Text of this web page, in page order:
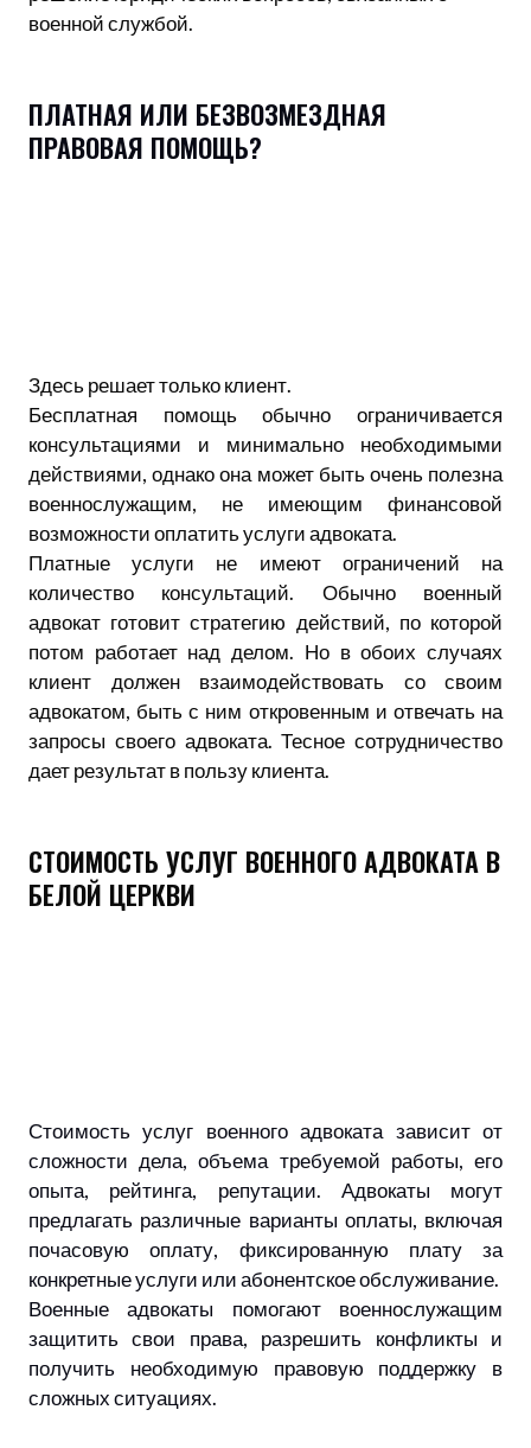
военной службой.
ПЛАТНАЯ ИЛИ БЕЗВОЗМЕЗДНАЯ
ПРАВОВАЯ ПОМОЩЬ?
Здесь решает только клиент.
Бесплатная помощь обычно ограничивается
консультациями и минимально необходимыми
действиями, однако она может быть очень полезна
военнослужащим, не имеющим финансовой
возможности оплатить услуги адвоката.
Платные услуги не имеют ограничений на
количество консультаций. Обычно военный
адвокат готовит стратегию действий, по которой
потом работает над делом. Но в обоих случаях
клиент должен взаимодействовать со своим
адвокатом, быть с ним откровенным и отвечать на
запросы своего адвоката. Тесное сотрудничество
дает результат в пользу клиента.
СТОИМОСТЬ УСЛУГ ВОЕННОГО АДВОКАТА В
БЕЛОЙ ЦЕРКВИ
Стоимость услуг военного адвоката зависит от
сложности дела, объема требуемой работы, его
опыта, рейтинга, репутации. Адвокаты могут
предлагать различные варианты оплаты, включая
почасовую оплату, фиксированную плату за
конкретные услуги или абонентское обслуживание.
Военные адвокаты помогают военнослужащим
защитить свои права, разрешить конфликты и
получить необходимую правовую поддержку в
сложных ситуациях.